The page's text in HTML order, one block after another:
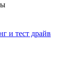
и тест драйв